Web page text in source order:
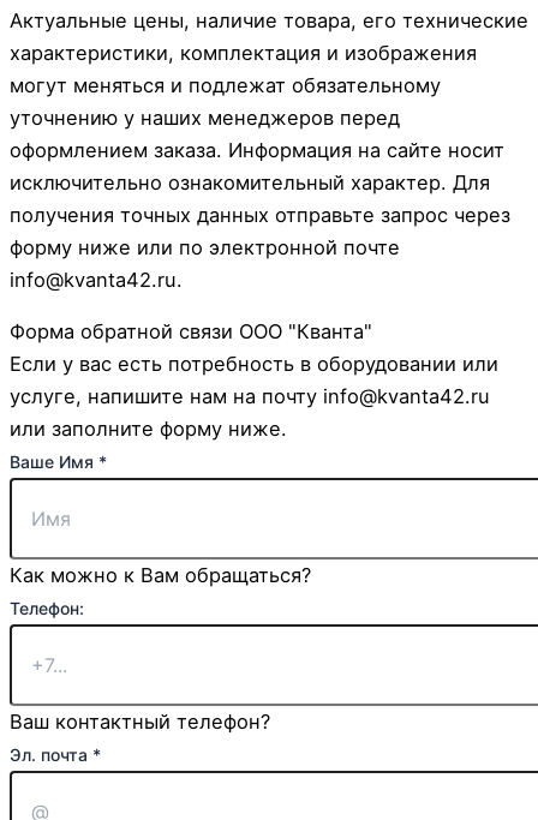
Актуальные цены, наличие товара, его технические
характеристики, комплектация и изображения
могут меняться и подлежат обязательному
уточнению у наших менеджеров перед
оформлением заказа. Информация на сайте носит
исключительно ознакомительный характер. Для
получения точных данных отправьте запрос через
форму ниже или по электронной почте
info@kvanta42.ru.
Форма обратной связи ООО "Кванта"
Если у вас есть потребность в оборудовании или
услуге, напишите нам на почту info@kvanta42.ru
или заполните форму ниже.
Ваше Имя *
Как можно к Вам обращаться?
Телефон:
Ваш контактный телефон?
Эл. почта *